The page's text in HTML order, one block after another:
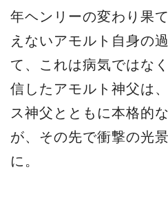
年ヘンリーの変わり果
えないアモルト自身の
て、これは病気ではな
信したアモルト神父は
ス神父とともに本格的
が、その先で衝撃の光
に。